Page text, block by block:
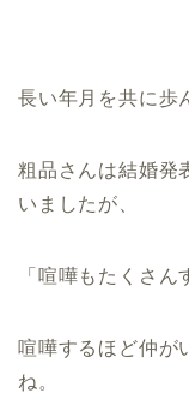
長い年月を共に歩
粗品さんは結婚発
いましたが、
「喧嘩もたくさん
喧嘩するほど仲が
ね。